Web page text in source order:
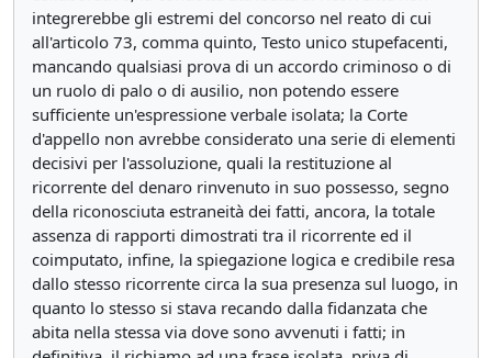
integrerebbe gli estremi del concorso nel reato di cui
all'articolo 73, comma quinto, Testo unico stupefacenti,
mancando qualsiasi prova di un accordo criminoso o di
un ruolo di palo o di ausilio, non potendo essere
sufficiente un'espressione verbale isolata; la Corte
d'appello non avrebbe considerato una serie di elementi
decisivi per l'assoluzione, quali la restituzione al
ricorrente del denaro rinvenuto in suo possesso, segno
della riconosciuta estraneità dei fatti, ancora, la totale
assenza di rapporti dimostrati tra il ricorrente ed il
coimputato, infine, la spiegazione logica e credibile resa
dallo stesso ricorrente circa la sua presenza sul luogo, in
quanto lo stesso si stava recando dalla fidanzata che
abita nella stessa via dove sono avvenuti i fatti; in